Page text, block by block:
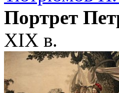
Портрет
XIX в.